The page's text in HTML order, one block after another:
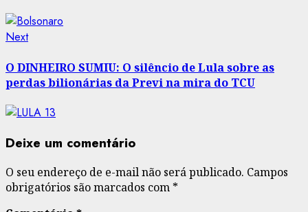
NextNext
O DINHEIRO SUMIU: O silêncio de Lula sobre as
perdas bilionárias da Previ na mira do TCU
Deixe um comentário
O seu endereço de e-mail não será publicado. Campos
obrigatórios são marcados com *